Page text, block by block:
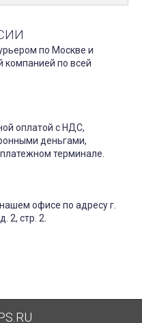
по Москве и
компанией по всей
оплатой с НДС,
деньгами,
терминале.
офисе по адресу г.
2, стр. 2.